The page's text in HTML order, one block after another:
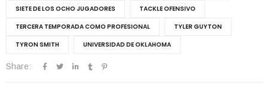
SIETE DE LOS OCHO JUGADORES
TACKLE OFENSIVO
TERCERA TEMPORADA COMO PROFESIONAL
TYLER GUYTON
TYRON SMITH
UNIVERSIDAD DE OKLAHOMA
Share: